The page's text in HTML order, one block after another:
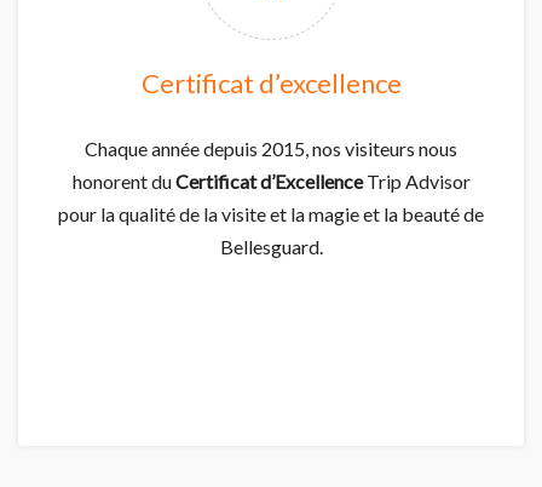
Certificat d’excellence
Chaque année depuis 2015, nos visiteurs nous
honorent duCertificat d’ExcellenceTrip Advisor
pour la qualité de la visite et la magie et la beauté de
Bellesguard.